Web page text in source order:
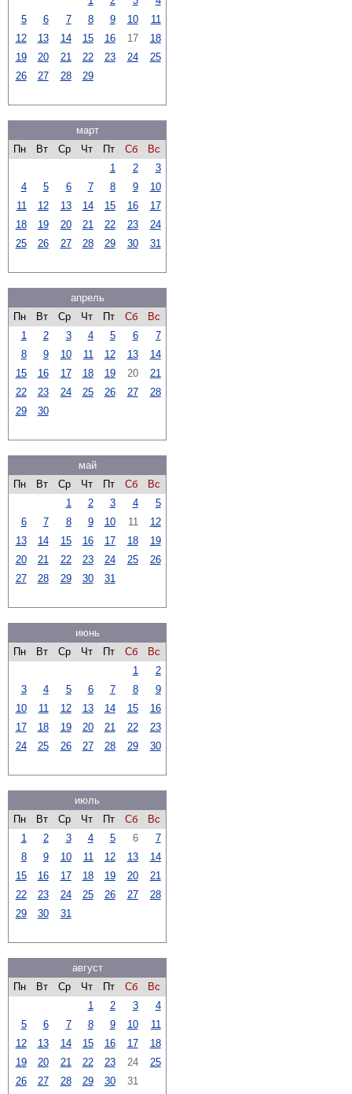
5
6 7 8 9 10
11
12
13 14 15 16 17
18
19
20 21 22 23 24
25
26
27 28 29
март
Пн
Вт Ср Чт Пт Сб
Вс
1
2
3
4
5 6 7 8 9
10
11
12 13 14 15 16
17
18
19 20 21 22 23
24
25
26 27 28 29 30 31
апрель
Пн
Вт Ср Чт Пт Сб
Вс
1
2 3 4 5 6
7
8
9 10 11 12 13
14
15
16 17 18 19 20
21
22
23 24 25 26 27
28
29
30
май
Пн
Вт Ср Чт Пт Сб
Вс
1
2 3 4
5
6
7 8 9 10 11
12
13
14 15 16 17 18
19
20
21 22 23 24 25
26
27
28 29 30 31
июнь
Пн
Вт Ср Чт Пт Сб
Вс
1
2
3
4 5 6 7 8
9
10
11 12 13 14 15
16
17
18 19 20 21 22
23
24
25 26 27 28 29 30
июль
Пн
Вт Ср Чт Пт Сб
Вс
1
2 3 4 5 6
7
8
9 10 11 12 13
14
15
16 17 18 19 20
21
22
23 24 25 26 27
28
29
30 31
август
Пн
Вт Ср Чт Пт Сб
Вс
1
2 3
4
5
6 7 8 9 10
11
12
13 14 15 16 17
18
19
20 21 22 23 24
25
26
27 28 29 30 31